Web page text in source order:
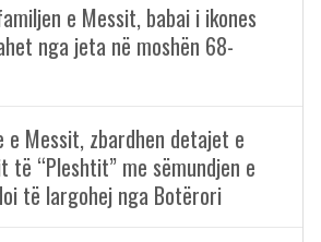
e Messit, babai i ikones
nga jeta në moshën 68-
e Messit, zbardhen detajet e
të “Pleshtit” me sëmundjen e
të largohej nga Botërori